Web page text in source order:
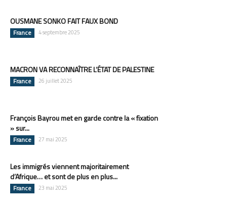
OUSMANE SONKO FAIT FAUX BOND
France 4 septembre 2025
MACRON VA RECONNAÎTRE L’ÉTAT DE PALESTINE
France 26 juillet 2025
François Bayrou met en garde contre la « fixation
» sur...
France 27 mai 2025
Les immigrés viennent majoritairement
d’Afrique… et sont de plus en plus...
France 23 mai 2025